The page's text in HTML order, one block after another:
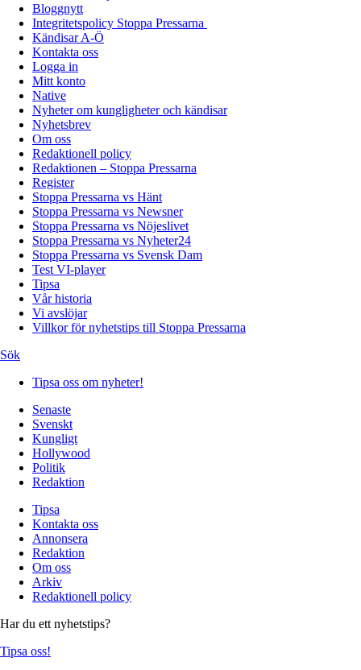
Bloggnytt
Integritetspolicy Stoppa Pressarna
Kändisar A-Ö
Kontakta oss
Logga in
Mitt konto
Native
Nyheter om kungligheter och kändisar
Nyhetsbrev
Om oss
Redaktionell policy
Redaktionen – Stoppa Pressarna
Register
Stoppa Pressarna vs Hänt
Stoppa Pressarna vs Newsner
Stoppa Pressarna vs Nöjeslivet
Stoppa Pressarna vs Nyheter24
Stoppa Pressarna vs Svensk Dam
Test VI-player
Tipsa
Vår historia
Vi avslöjar
Villkor för nyhetstips till Stoppa Pressarna
Sök
Tipsa oss om nyheter!
Senaste
Svenskt
Kungligt
Hollywood
Politik
Redaktion
Tipsa
Kontakta oss
Annonsera
Redaktion
Om oss
Arkiv
Redaktionell policy
Har du ett nyhetstips?
Tipsa oss!